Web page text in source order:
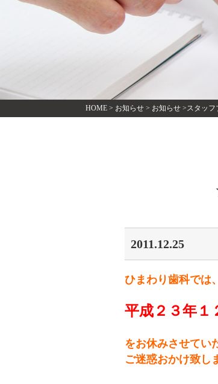
HOME > お知らせ > お知らせ >スタッフ
2011.12.25
ひまわり歯科では、
平成２３年１
をお休みさせてい
ご迷惑おかけ致し